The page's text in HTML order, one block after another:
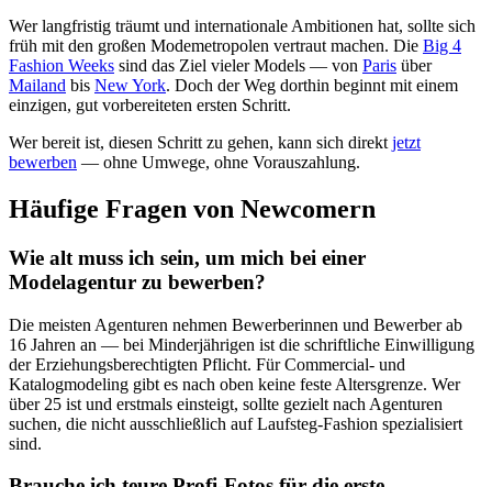
Wer langfristig träumt und internationale Ambitionen hat, sollte sich
früh mit den großen Modemetropolen vertraut machen. Die Big 4
Fashion Weeks sind das Ziel vieler Models — von Paris über
Mailand bis New York. Doch der Weg dorthin beginnt mit einem
einzigen, gut vorbereiteten ersten Schritt.
Wer bereit ist, diesen Schritt zu gehen, kann sich direkt jetzt
bewerben — ohne Umwege, ohne Vorauszahlung.
Häufige Fragen von Newcomern
Wie alt muss ich sein, um mich bei einer
Modelagentur zu bewerben?
Die meisten Agenturen nehmen Bewerberinnen und Bewerber ab
16 Jahren an — bei Minderjährigen ist die schriftliche Einwilligung
der Erziehungsberechtigten Pflicht. Für Commercial- und
Katalogmodeling gibt es nach oben keine feste Altersgrenze. Wer
über 25 ist und erstmals einsteigt, sollte gezielt nach Agenturen
suchen, die nicht ausschließlich auf Laufsteg-Fashion spezialisiert
sind.